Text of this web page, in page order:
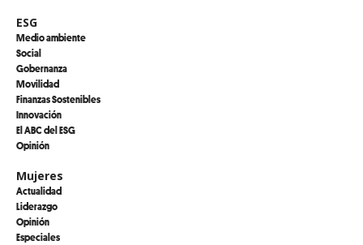
ESG
Medio ambiente
Social
Gobernanza
Movilidad
Finanzas Sostenibles
Innovación
El ABC del ESG
Opinión
Mujeres
Actualidad
Liderazgo
Opinión
Especiales